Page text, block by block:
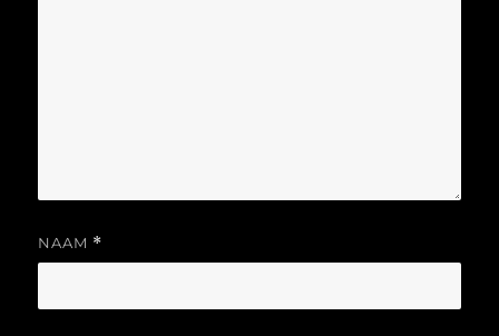
NAAM *